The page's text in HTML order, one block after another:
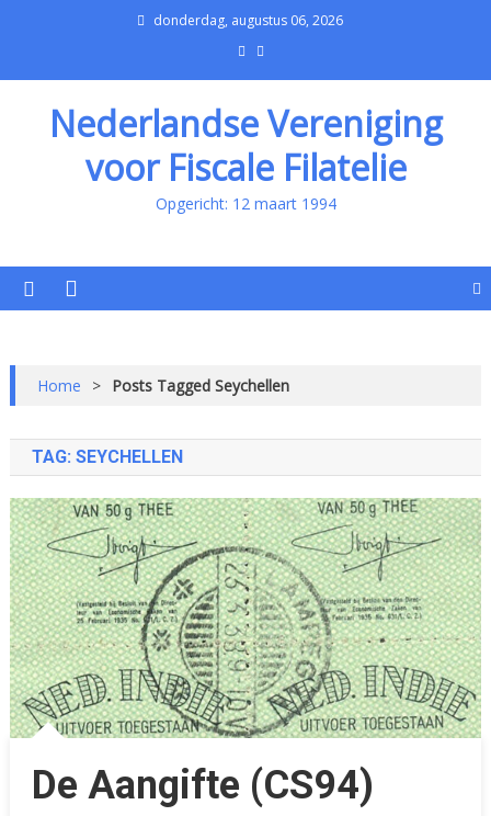
donderdag, augustus 06, 2026
Nederlandse Vereniging
voor Fiscale Filatelie
Opgericht: 12 maart 1994
Home > Posts Tagged Seychellen
TAG: SEYCHELLEN
De Aangifte (CS94)